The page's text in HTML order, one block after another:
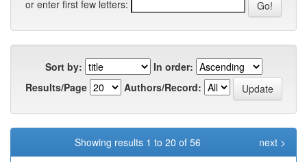
or enter first few letters:
Sort by:
In order:
Results/Page
Authors/Record:
Showing results 1 to 20 of 56
next >